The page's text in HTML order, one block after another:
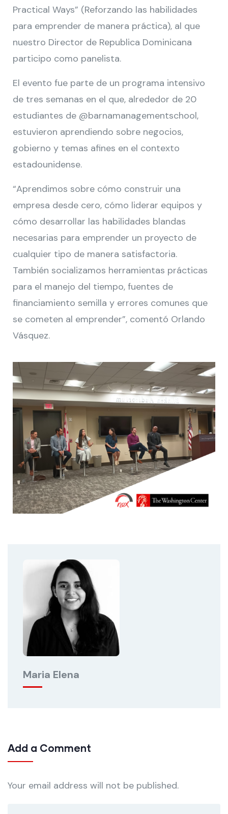
Practical Ways” (Reforzando las habilidades
para emprender de manera práctica), al que
nuestro Director de Republica Dominicana
participo como panelista.
El evento fue parte de un programa intensivo
de tres semanas en el que, alrededor de 20
estudiantes de @barnamanagementschool,
estuvieron aprendiendo sobre negocios,
gobierno y temas afines en el contexto
estadounidense.
“Aprendimos sobre cómo construir una
empresa desde cero, cómo liderar equipos y
cómo desarrollar las habilidades blandas
necesarias para emprender un proyecto de
cualquier tipo de manera satisfactoria.
También socializamos herramientas prácticas
para el manejo del tiempo, fuentes de
financiamiento semilla y errores comunes que
se cometen al emprender”, comentó Orlando
Vásquez.
Maria Elena
Add a Comment
Your email address will not be published.